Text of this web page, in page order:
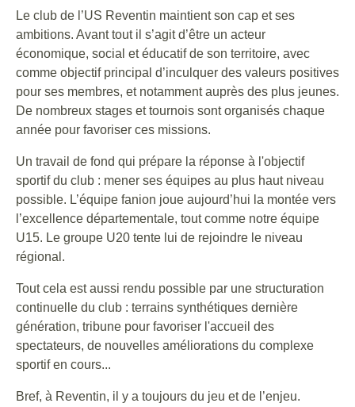
Le club de l’US Reventin maintient son cap et ses
ambitions. Avant tout il s’agit d’être un acteur
économique, social et éducatif de son territoire, avec
comme objectif principal d’inculquer des valeurs positives
pour ses membres, et notamment auprès des plus jeunes.
De nombreux stages et tournois sont organisés chaque
année pour favoriser ces missions.
Un travail de fond qui prépare la réponse à l'objectif
sportif du club : mener ses équipes au plus haut niveau
possible. L’équipe fanion joue aujourd’hui la montée vers
l’excellence départementale, tout comme notre équipe
U15. Le groupe U20 tente lui de rejoindre le niveau
régional.
Tout cela est aussi rendu possible par une structuration
continuelle du club : terrains synthétiques dernière
génération, tribune pour favoriser l'accueil des
spectateurs, de nouvelles améliorations du complexe
sportif en cours...
Bref, à Reventin, il y a toujours du jeu et de l’enjeu.